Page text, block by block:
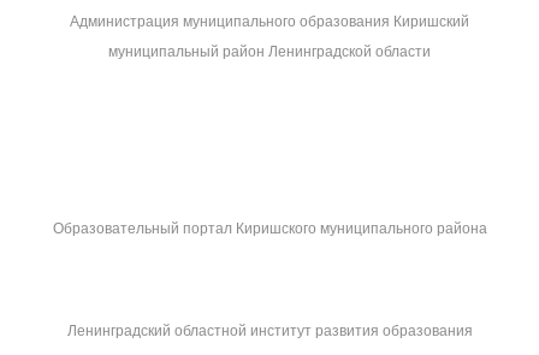
Администрация муниципального образования Киришский
муниципальный район Ленинградской области
Образовательный портал Киришского муниципального района
Ленинградский областной институт развития образования